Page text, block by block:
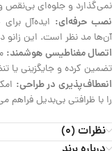
نمی‌گذارد و جلوه‌ای بی‌نقص
نصب حرفه‌ای: ایده‌آل
آن‌ها مد نظر است. این زانو
اتصال مغناطیسی هوشمند:
تضمین کرده و جایگزینی یا
انعطاف‌پذیری در طراحی:
را با ظرافتی بی‌بدیل فراهم
نظرات (0)